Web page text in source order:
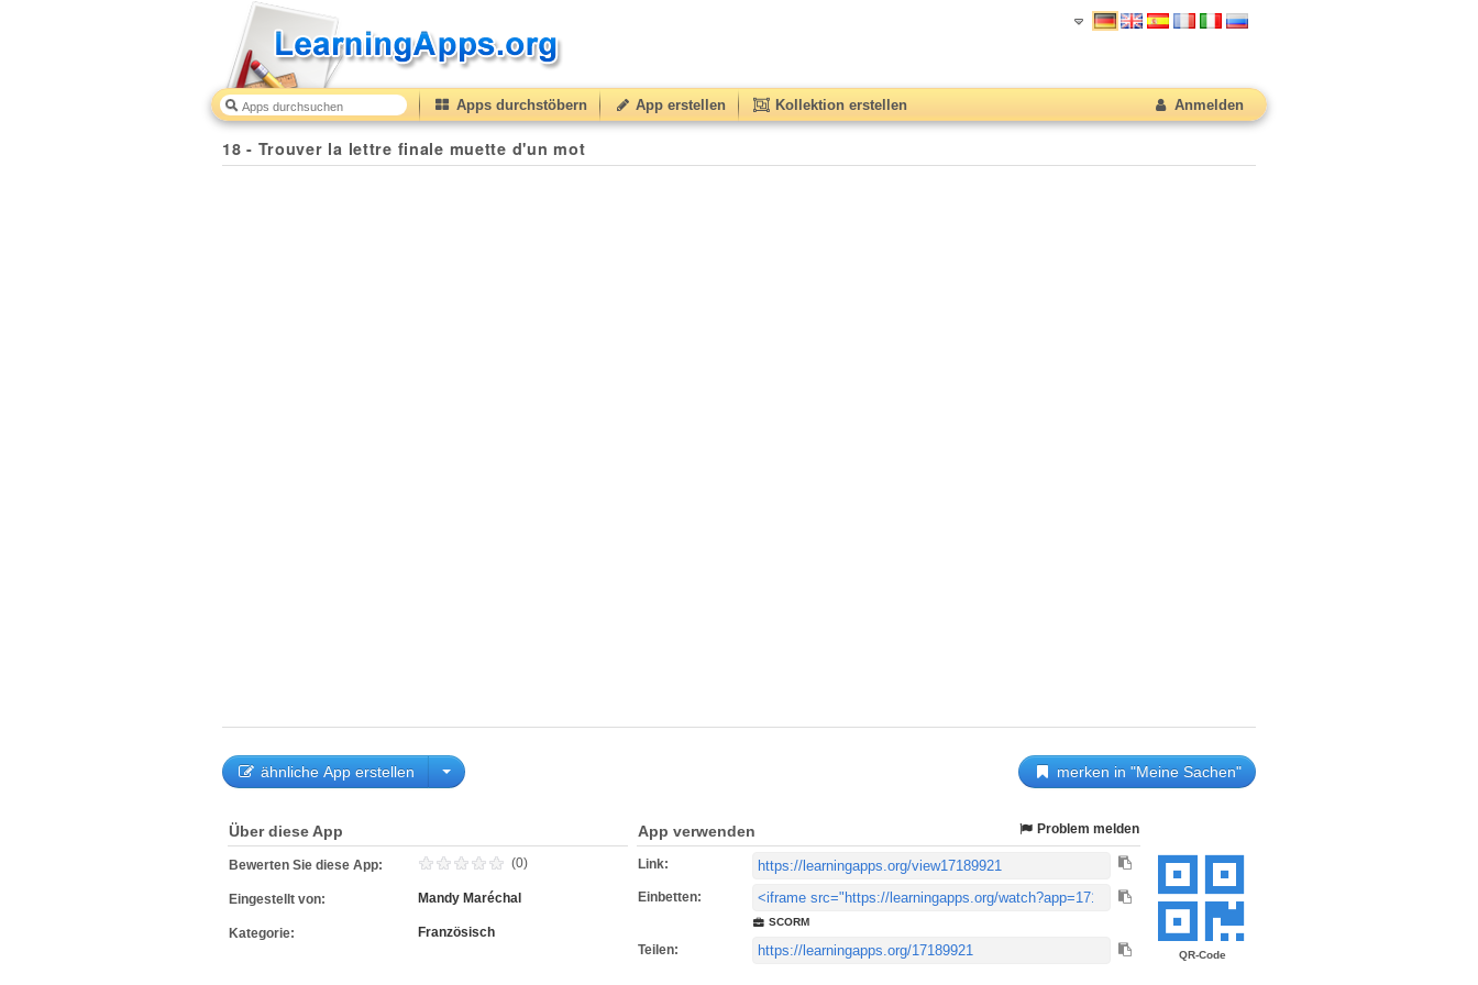
Apps durchstöbern App erstellen Kollektion erstellen Anmelden
18 - Trouver la lettre finale muette d'un mot
ähnliche App erstellen merken in "Meine Sachen"
QR-Code
Über diese App
Bewerten Sie diese App: (0)
Eingestellt von: Mandy Maréchal
Kategorie: Französisch
App verwenden Problem melden
Link:
Einbetten:
SCORM
Teilen: